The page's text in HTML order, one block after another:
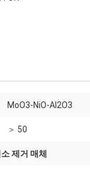
MoO3-NiO-Al2O3
＞ 50
제거 매체